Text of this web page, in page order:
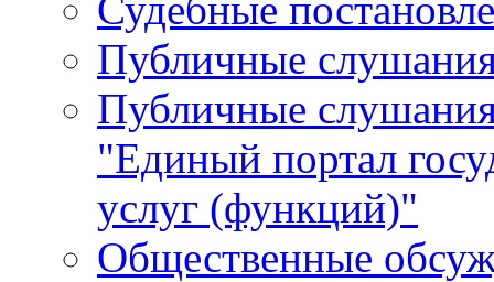
Публичные
Публичные
"Единый портал
услуг (функций)"
Общественные